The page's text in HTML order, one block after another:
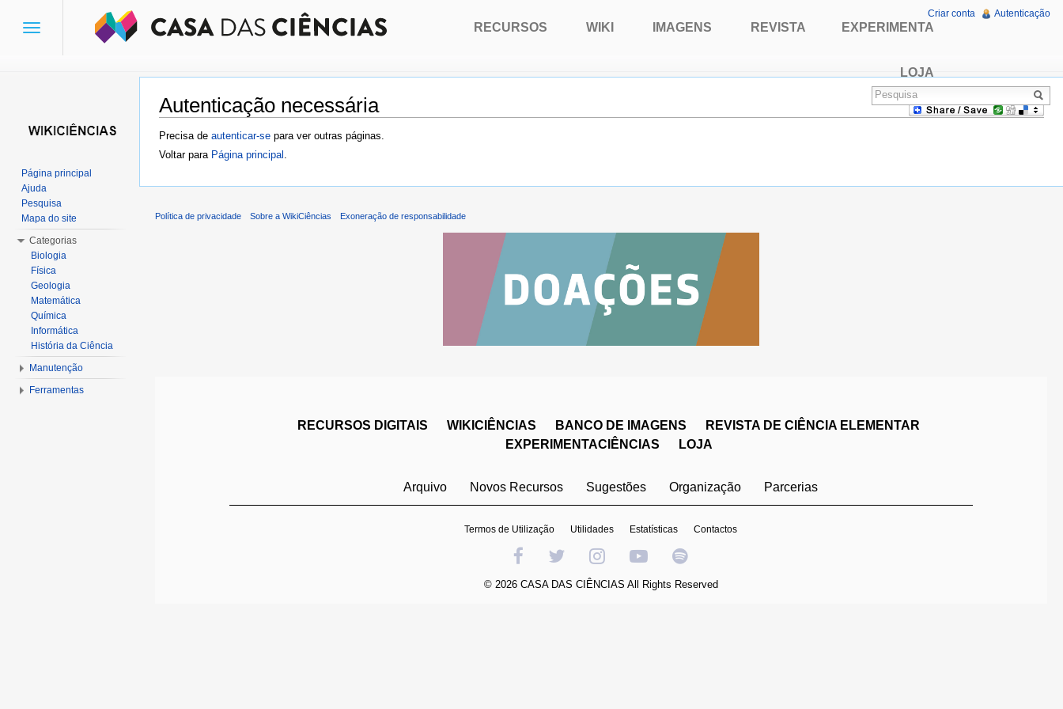
Autenticação necessária
Ir para:navegação,pesquisa
Precisa de autenticar-se para ver outras páginas.
Voltar para Página principal
Toggle
RECURSOS WIKI IMAGENS REVISTA EXPERIMENTA
LOJA
Criar conta Autenticação
Página principal
Ajuda
Pesquisa
Mapa do site
Categorias
Biologia
Física
Geologia
Matemática
Química
Informática
História da Ciência
Manutenção
Ferramentas
Política de privacidade Sobre a WikiCiências Exoneração de responsabilidade
RECURSOS DIGITAIS WIKICIÊNCIAS BANCO DE IMAGENS
REVISTA DE CIÊNCIA ELEMENTAR
EXPERIMENTACIÊNCIAS
LOJA
Arquivo Novos Recursos Sugestões Organização Parcerias
Termos de Utilização Utilidades Estatísticas Contactos
© 2026 CASA DAS CIÊNCIAS All Rights Reserved